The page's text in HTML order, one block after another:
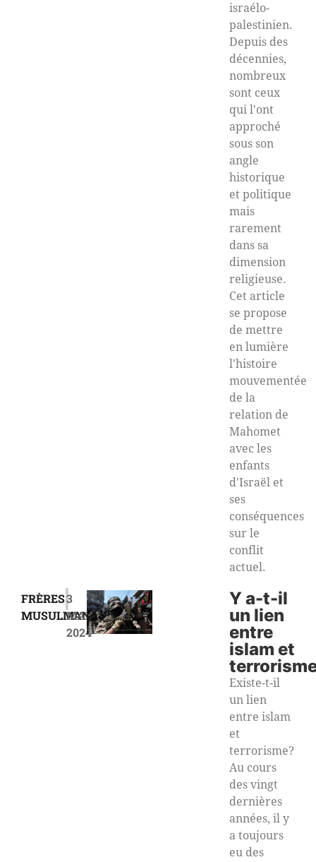
israélo-
palestinien.
Depuis des
décennies,
nombreux
sont ceux
qui l'ont
approché
sous son
angle
historique
et politique
mais
rarement
dans sa
dimension
religieuse.
Cet article
se propose
de mettre
en lumière
l'histoire
mouvementée
de la
relation de
Mahomet
avec les
enfants
d'Israël et
ses
conséquences
sur le
conflit
actuel.
FRÈRES
MUSULMANS
|3
MAI
2024
Y a-t-il
un lien
entre
islam et
Existe-t-il
un lien
entre islam
et
terrorisme?
Au cours
des vingt
dernières
années, il y
a toujours
eu des